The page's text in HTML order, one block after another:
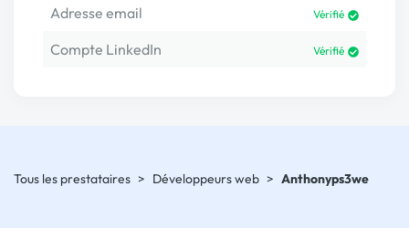
Adresse email Vérifié
Compte LinkedIn Vérifié
Tous les prestataires > Développeurs web > Anthonyps3we